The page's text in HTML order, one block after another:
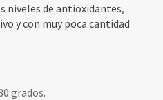
niveles de antioxidantes,
y con muy poca cantidad
grados.